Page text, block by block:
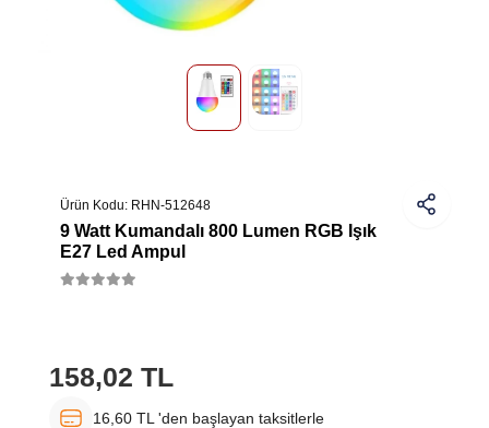
Ürün Kodu: RHN-512648
9 Watt Kumandalı 800 Lumen RGB Işık
E27 Led Ampul
158,02 TL
16,60 TL 'den başlayan taksitlerle